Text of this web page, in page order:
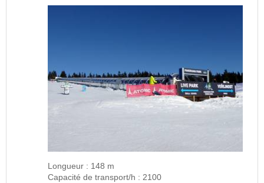
Longueur : 148 m
Capacité de transport/h : 2100